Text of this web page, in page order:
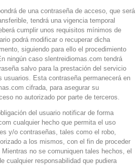
de una contraseña de acceso, que será
tendrá una vigencia temporal
cumplir unos requisitos mínimos de
podrá modificar o recuperar dicha
siguiendo para ello el procedimiento
ningún caso slentreidiomas.com tendrá
salvo para la prestación del servicio
usuarios. Esta contraseña permanecerá en
cifrada, para asegurar su
no autorizado por parte de terceros.
del usuario notificar de forma
cualquier hecho que permita el uso
y/o contraseñas, tales como el robo,
a los mismos, con el fin de proceder
no se comuniquen tales hechos, el
cualquier responsabilidad que pudiera